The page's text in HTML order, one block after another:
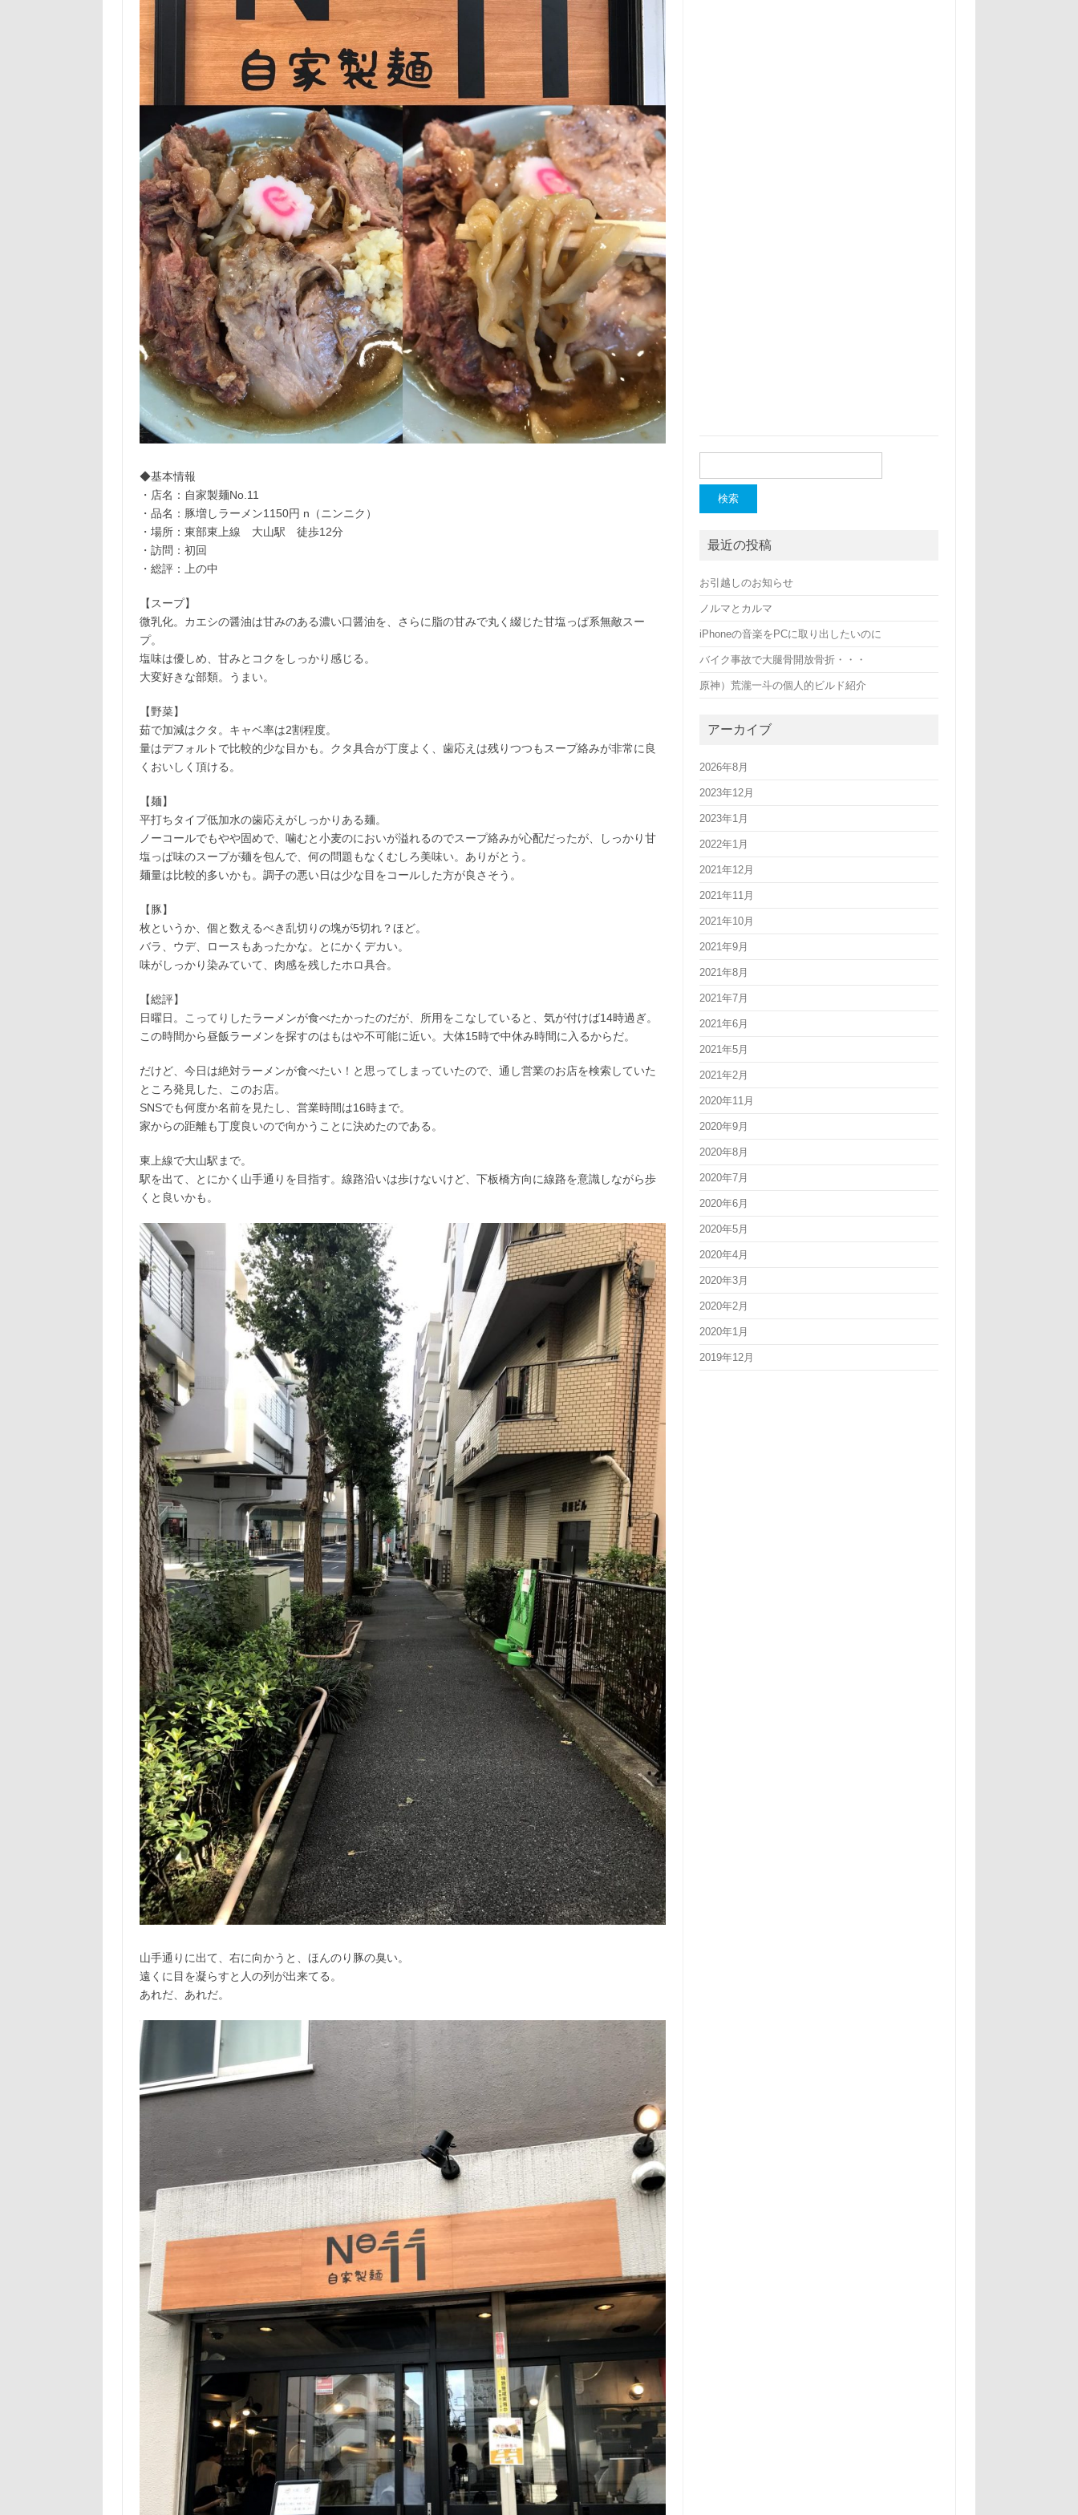
◆基本情報
・店名：自家製麺No.11
・品名：豚増しラーメン1150円 n（ニンニク）
・場所：東部東上線 大山駅 徒歩12分
・訪問：初回
・総評：上の中
【スープ】
微乳化。カエシの醤油は甘みのある濃い口醤油を、さらに脂の甘みで丸く綴じた甘塩っぱ系無敵スー
プ。
塩味は優しめ、甘みとコクをしっかり感じる。
大変好きな部類。うまい。
【野菜】
茹で加減はクタ。キャベ率は2割程度。
量はデフォルトで比較的少な目かも。クタ具合が丁度よく、歯応えは残りつつもスープ絡みが非常に良
くおいしく頂ける。
【麺】
平打ちタイプ低加水の歯応えがしっかりある麺。
ノーコールでもやや固めで、噛むと小麦のにおいが溢れるのでスープ絡みが心配だったが、しっかり甘
塩っぱ味のスープが麺を包んで、何の問題もなくむしろ美味い。ありがとう。
麺量は比較的多いかも。調子の悪い日は少な目をコールした方が良さそう。
【豚】
枚というか、個と数えるべき乱切りの塊が5切れ？ほど。
バラ、ウデ、ロースもあったかな。とにかくデカい。
味がしっかり染みていて、肉感を残したホロ具合。
【総評】
日曜日。こってりしたラーメンが食べたかったのだが、所用をこなしていると、気が付けば14時過ぎ。
この時間から昼飯ラーメンを探すのはもはや不可能に近い。大体15時で中休み時間に入るからだ。
だけど、今日は絶対ラーメンが食べたい！と思ってしまっていたので、通し営業のお店を検索していた
ところ発見した、このお店。
SNSでも何度か名前を見たし、営業時間は16時まで。
家からの距離も丁度良いので向かうことに決めたのである。
東上線で大山駅まで。
駅を出て、とにかく山手通りを目指す。線路沿いは歩けないけど、下板橋方向に線路を意識しながら歩
くと良いかも。
山手通りに出て、右に向かうと、ほんのり豚の臭い。
遠くに目を凝らすと人の列が出来てる。
あれだ、あれだ。
索:
最近の投稿
お引越しのお知らせ
ノルマとカルマ
iPhoneの音楽をPCに取り出したいのに
バイク事故で大腿骨開放骨折・・・
原神）荒瀧一斗の個人的ビルド紹介
アーカイブ
2026年8月
2023年12月
2023年1月
2022年1月
2021年12月
2021年11月
2021年10月
2021年9月
2021年8月
2021年7月
2021年6月
2021年5月
2021年2月
2020年11月
2020年9月
2020年8月
2020年7月
2020年6月
2020年5月
2020年4月
2020年3月
2020年2月
2020年1月
2019年12月